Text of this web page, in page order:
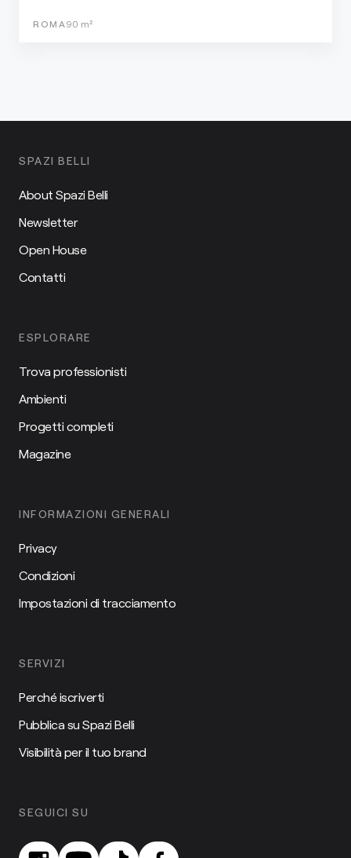
ROMA 90 m²
SPAZI BELLI
About Spazi Belli
Newsletter
Open House
Contatti
ESPLORARE
Trova professionisti
Ambienti
Progetti completi
Magazine
INFORMAZIONI GENERALI
Privacy
Condizioni
Impostazioni di tracciamento
SERVIZI
Perché iscriverti
Pubblica su Spazi Belli
Visibilità per il tuo brand
SEGUICI SU